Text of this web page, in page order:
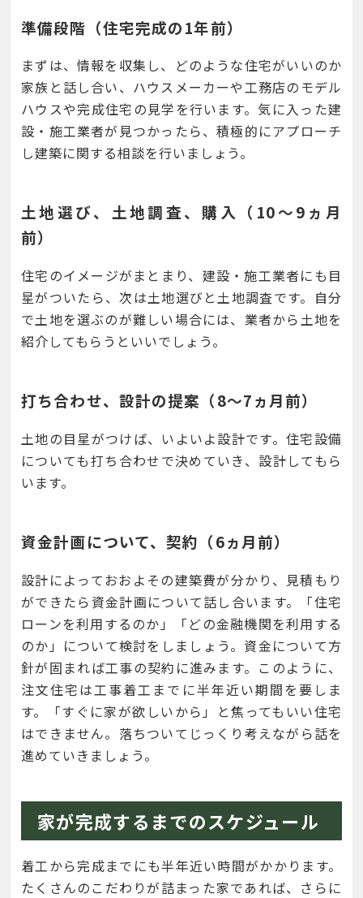
準備段階（住宅完成の1年前）
まずは、情報を収集し、どのような住宅がいいのか
家族と話し合い、ハウスメーカーや工務店のモデル
ハウスや完成住宅の見学を行います。気に入った建
設・施工業者が見つかったら、積極的にアプローチ
し建築に関する相談を行いましょう。
土地選び、土地調査、購入（10～9ヵ月
前）
住宅のイメージがまとまり、建設・施工業者にも目
星がついたら、次は土地選びと土地調査です。自分
で土地を選ぶのが難しい場合には、業者から土地を
紹介してもらうといいでしょう。
打ち合わせ、設計の提案（8～7ヵ月前）
土地の目星がつけば、いよいよ設計です。住宅設備
についても打ち合わせで決めていき、設計してもら
います。
資金計画について、契約（6ヵ月前）
設計によっておおよその建築費が分かり、見積もり
ができたら資金計画について話し合います。「住宅
ローンを利用するのか」「どの金融機関を利用する
のか」について検討をしましょう。資金について方
針が固まれば工事の契約に進みます。このように、
注文住宅は工事着工までに半年近い期間を要しま
す。「すぐに家が欲しいから」と焦ってもいい住宅
はできません。落ちついてじっくり考えながら話を
進めていきましょう。
家が完成するまでのスケジュール
着工から完成までにも半年近い時間がかかります。
たくさんのこだわりが詰まった家であれば、さらに